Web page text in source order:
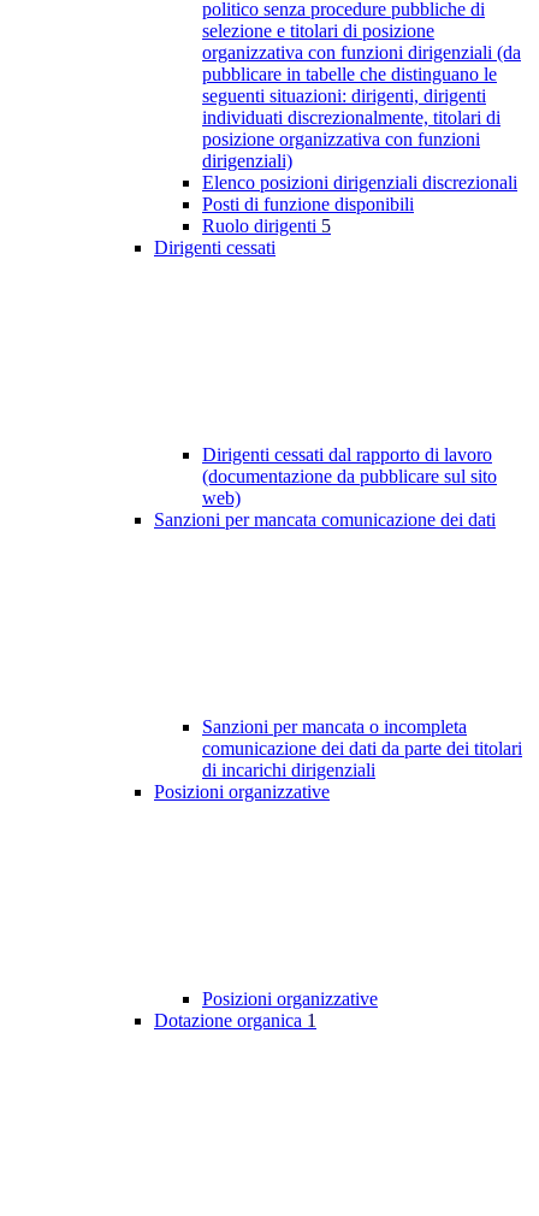
politico senza procedure pubbliche di
selezione e titolari di posizione
organizzativa con funzioni dirigenziali (da
pubblicare in tabelle che distinguano le
seguenti situazioni: dirigenti, dirigenti
individuati discrezionalmente, titolari di
posizione organizzativa con funzioni
dirigenziali)
Elenco posizioni dirigenziali discrezionali
Posti di funzione disponibili
Ruolo dirigenti 5
Dirigenti cessati
Dirigenti cessati dal rapporto di lavoro
(documentazione da pubblicare sul sito
web)
Sanzioni per mancata comunicazione dei dati
Sanzioni per mancata o incompleta
comunicazione dei dati da parte dei titolari
di incarichi dirigenziali
Posizioni organizzative
Posizioni organizzative
Dotazione organica 1